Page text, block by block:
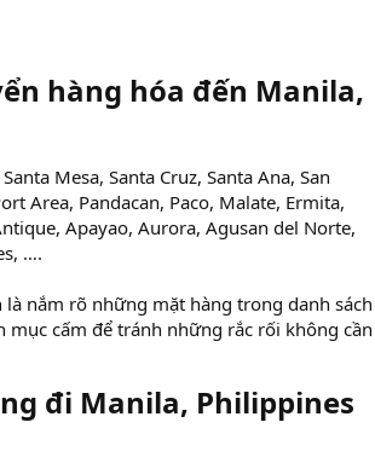
hàng hóa đến Manila,
Mesa, Santa Cruz, Santa Ana, San
Area, Pandacan, Paco, Malate, Ermita,
Apayao, Aurora, Agusan del Norte,
….
nắm rõ những mặt hàng trong danh sách
cấm để tránh những rắc rối không cần
đi Manila, Philippines​